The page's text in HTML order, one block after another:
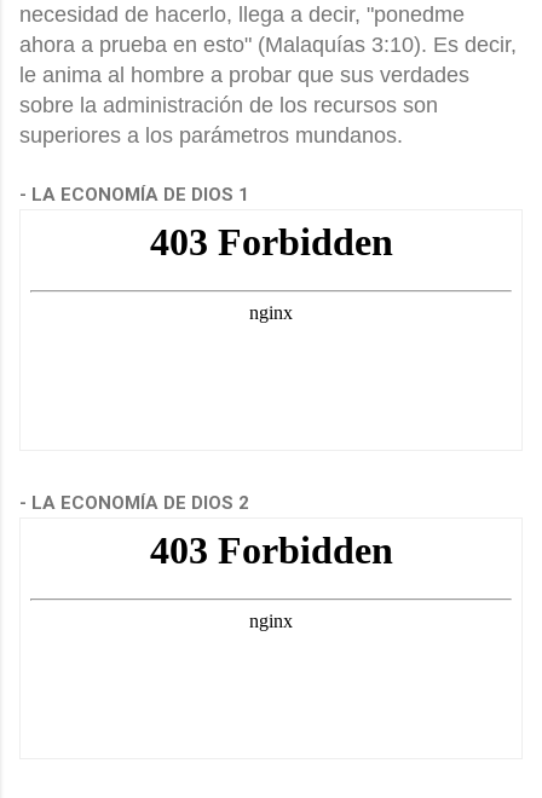
necesidad de hacerlo, llega a decir, "ponedme
ahora a prueba en esto" (Malaquías 3:10). Es decir,
le anima al hombre a probar que sus verdades
sobre la administración de los recursos son
superiores a los parámetros mundanos.
- LA ECONOMÍA DE DIOS 1
- LA ECONOMÍA DE DIOS 2